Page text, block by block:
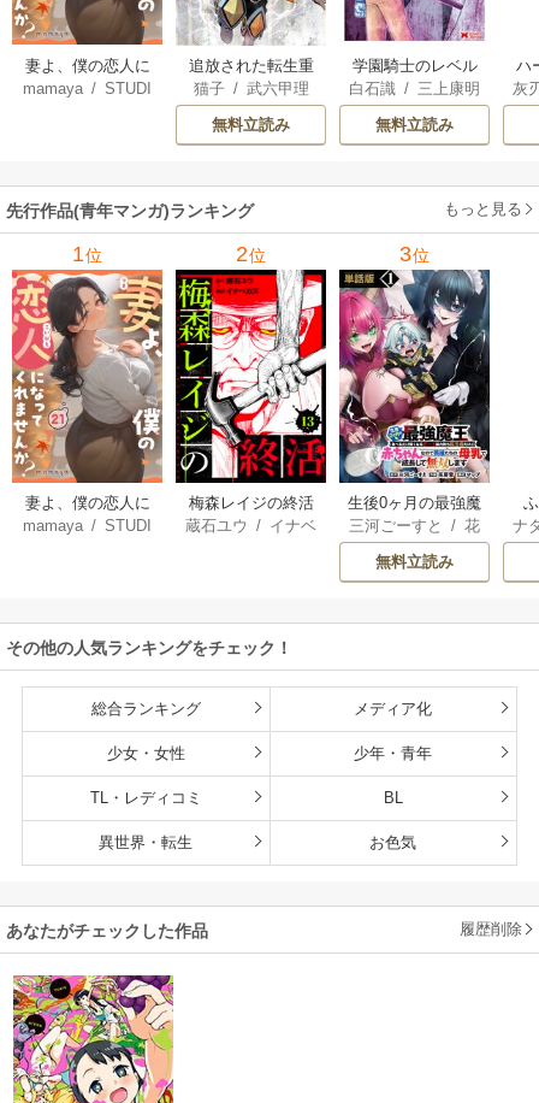
妻よ、僕の恋人に
なってくれません
mamaya /STUDI
追放された転生重
騎士はゲーム知識
で無双する
猫子/ 武六甲理
衣/じゃいあん
無料立読み
学園騎士のレベル
アップ！レベル100
0超えの転生者、落
ちこぼれクラスに
（コミック）
白石識 / 三上康明
無料立読み
ハ
界
灰
先行作品(青年マンガ)ランキング もっと見る
1位
妻よ、僕の恋人に
なってくれません
mamaya/STUDI
2位
梅森レイジの終活
蔵石ユウ / イナベ
3位
生後0ヶ月の最強魔
王 食べるだけ強
くなるチート能力
持ち転生者だけど
雄たちの母乳で成
三河ごーすと /花
房雪/ マップ
無料立読み
ナ
その他の人気ランキングをチェック！
総合ランキング メディア化
少女・女性 少年・青年
TL・レディコミ BL
異世界・転生 お色気
あなたがチェックした作品 履歴削除